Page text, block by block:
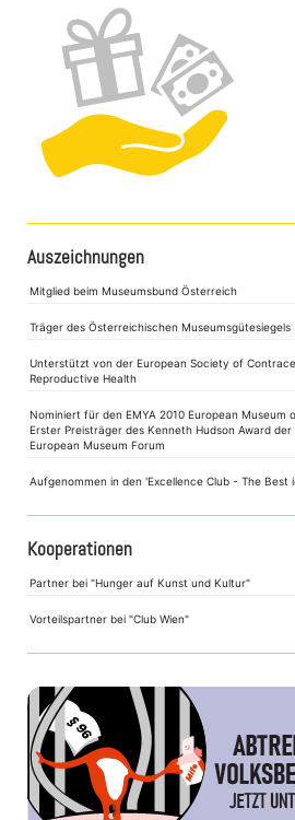
Auszeichnungen
Mitglied beim Museumsbund Österreich
Träger des Österreichischen Museumsgütesiegels
Unterstützt von der European Society of
Reproductive Health
Nominiert für den EMYA 2010 European Museum
Erster Preisträger des Kenneth Hudson Award
European Museum Forum
Aufgenommen in den 'Excellence Club - The Best
Kooperationen
Partner bei "Hunger auf Kunst und Kultur"
Vorteilspartner bei "Club Wien"